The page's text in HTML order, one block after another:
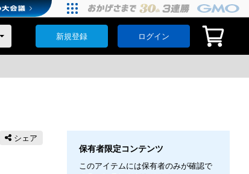
新規登録 ログイン
シェア
保有者限定コンテンツ
このアイテムには保有者のみが確認で